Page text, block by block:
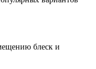
блеск и